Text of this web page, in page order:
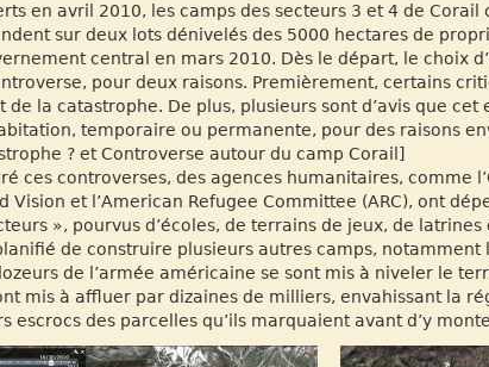
en avril 2010, les camps des secteurs 3 et 4 de
sur deux lots dénivelés des 5000 hectares de
central en mars 2010. Dès le départ, le choix
pour deux raisons. Premièrement, certains
de la catastrophe. De plus, plusieurs sont d’avis que
temporaire ou permanente, pour des raisons
? et Controverse autour du camp Corail]
ces controverses, des agences humanitaires, comme
Vision et l’American Refugee Committee (ARC), ont
», pourvus d’écoles, de terrains de jeux, de
de construire plusieurs autres camps,
de l’armée américaine se sont mis à niveler le
mis à affluer par dizaines de milliers, envahissant la
escrocs des parcelles qu’ils marquaient avant d’y